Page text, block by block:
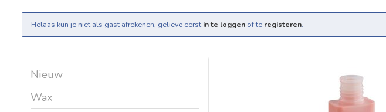
Helaas kun je niet als gast afrekenen, gelieve eerst in te loggen of te registeren.
Nieuw
Wax